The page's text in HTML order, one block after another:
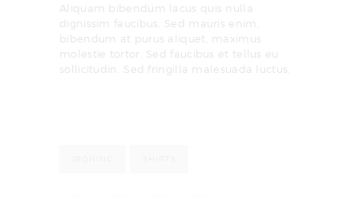
Aliquam bibendum lacus quis nulla
dignissim faucibus. Sed mauris enim,
bibendum at purus aliquet, maximus
molestie tortor. Sed faucibus et tellus eu
sollicitudin. Sed fringilla malesuada luctus.